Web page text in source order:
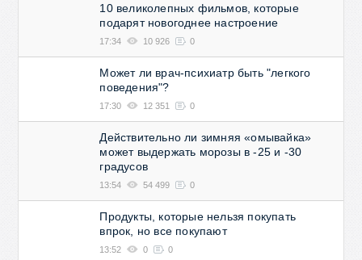
10 великолепных фильмов, которые
подарят новогоднее настроение
17:34 10 926 0
Может ли врач-психиатр быть "легкого
поведения"?
17:30 12 351 0
Действительно ли зимняя «омывайка»
может выдержать морозы в -25 и -30
градусов
13:54 54 499 0
Продукты, которые нельзя покупать
впрок, но все покупают
13:52 0 0